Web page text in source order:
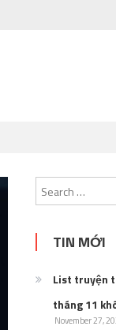
TIN MỚI
List truyện
tháng 11
November 27,